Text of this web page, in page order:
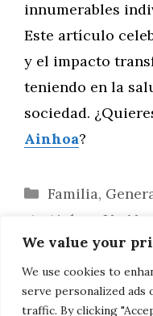
We value your
We use cookies to
serve personalized ads
traffic. By clicking
innumerables
Este artículo
y el impacto
teniendo en la
sociedad.
Ainhoa?
Categorías
Familia,
Ainhoa: Un
y Une Culturas
Ainhoa: Un
Mundo del